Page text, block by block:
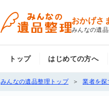
おかげさ
みんなの遺
トップ はじめての方へ
みんなの遺品整理トップ 業者を探